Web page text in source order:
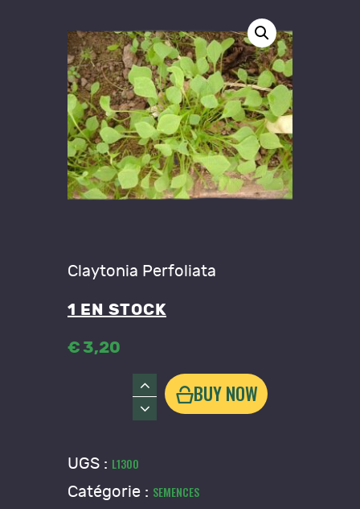
Claytonia Perfoliata
1 EN STOCK
€ 3,20
Cuba
-
BUY NOW
UGS : L1300
Catégorie : SEMENCES